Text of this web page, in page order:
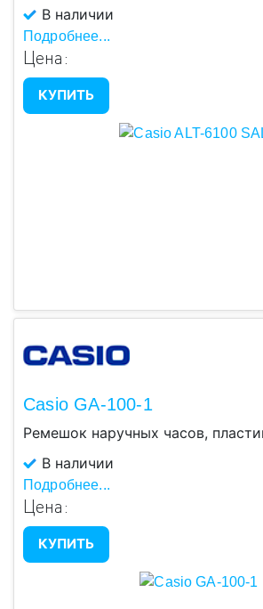
наличии
В наличии
Подробнее...
Цена:
КУПИТЬ
Casio GA-100-1
Ремешок наручных часов,
В наличии
Подробнее...
Цена:
КУПИТЬ